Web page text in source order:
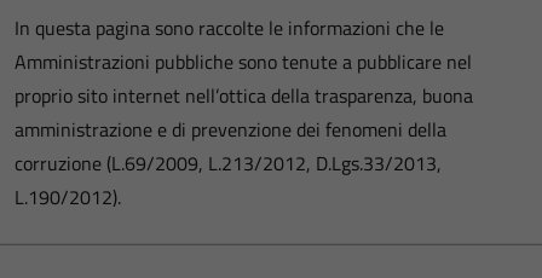
In questa pagina sono raccolte le informazioni che le
Amministrazioni pubbliche sono tenute a pubblicare nel
proprio sito internet nell’ottica della trasparenza, buona
amministrazione e di prevenzione dei fenomeni della
corruzione (L.69/2009, L.213/2012, D.Lgs.33/2013,
L.190/2012).